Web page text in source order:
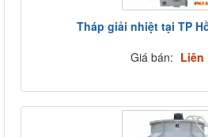
Tháp giải nhiệt tại TP
Giá bán: Liên